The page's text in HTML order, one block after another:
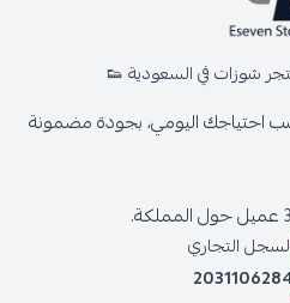
شوزات في السعودية 👟
احتياجك اليومي، بجودة مضمونة
التجاري